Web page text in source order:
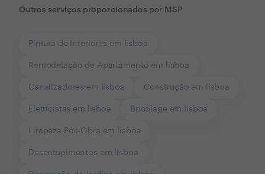
Outros serviços proporcionados por MSP
Pintura de Interiores em lisboa
Remodelação de Apartamento em lisboa
Canalizadores em lisboa Construção em lisboa
Eletricistas em lisboa Bricolage em lisboa
Limpeza Pós-Obra em lisboa
Desentupimentos em lisboa